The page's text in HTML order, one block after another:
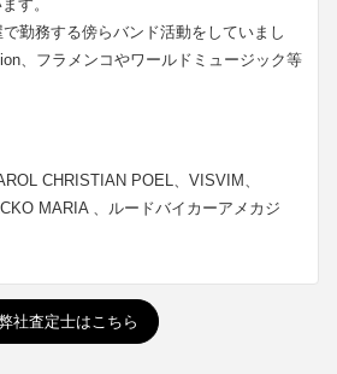
す。
勤務する傍らバンド活動をしていまし
、フラメンコやワールドミュージック等
CHRISTIAN POEL、VISVIM、
MARIA 、ルードバイカーアメカジ
社査定士はこちら